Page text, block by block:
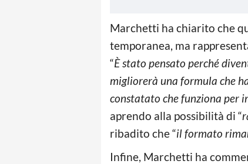
Marchetti ha chiarito che
temporanea, ma
“È stato pensato perché
migliorerà una formula che
constatato che funziona per
aprendo alla possibilità di “
ribadito che “il formato
Infine, Marchetti ha